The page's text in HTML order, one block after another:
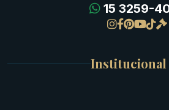
15 3259-
Institucional
Meus
Carrinho de
Gregas
Byzantinas
Bíblicas